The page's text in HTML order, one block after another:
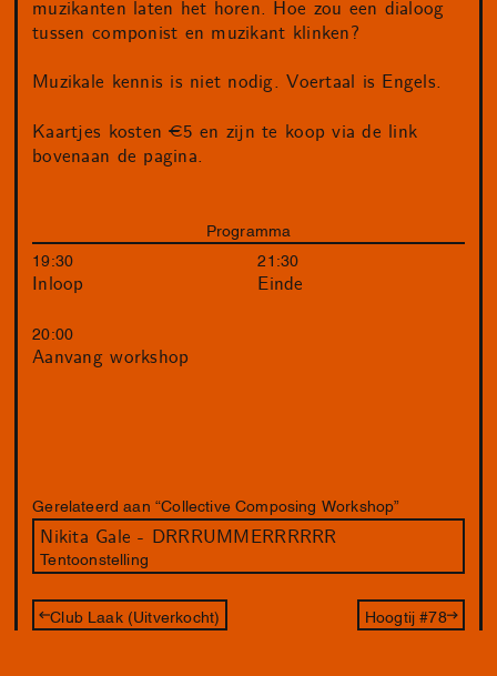
muzikanten laten het horen. Hoe zou een dialoog
tussen componist en muzikant klinken?
Muzikale kennis is niet nodig. Voertaal is Engels.
Kaartjes kosten €5 en zijn te koop via de link
bovenaan de pagina.
Programma
19:30
Inloop
20:00
Aanvang workshop
21:30
Einde
Gerelateerd aan “Collective Composing Workshop”
Nikita Gale - DRRRUMMERRRRRR
Tentoonstelling
Club Laak (Uitverkocht) Hoogtij #78